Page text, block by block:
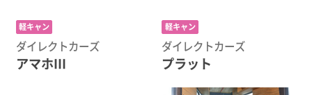
軽キャン
ダイレクトカーズ
アマホIII
軽キャン
ダイレクトカーズ
プラット